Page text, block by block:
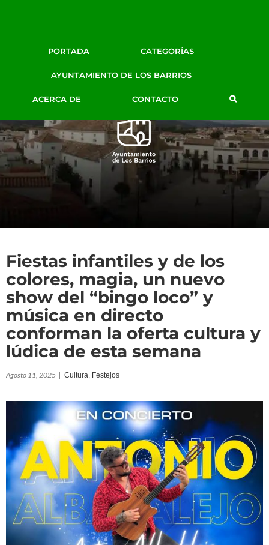
BLOG DE PRENSA
AYTO. LOS BARRIOS
PORTADA CATEGORÍAS
AYUNTAMIENTO DE LOS BARRIOS
ACERCA DE CONTACTO
Fiestas infantiles y de los
colores, magia, un nuevo
show del “bingo loco” y
música en directo
conforman la oferta cultura y
lúdica de esta semana
Agosto 11, 2025 | Cultura, Festejos